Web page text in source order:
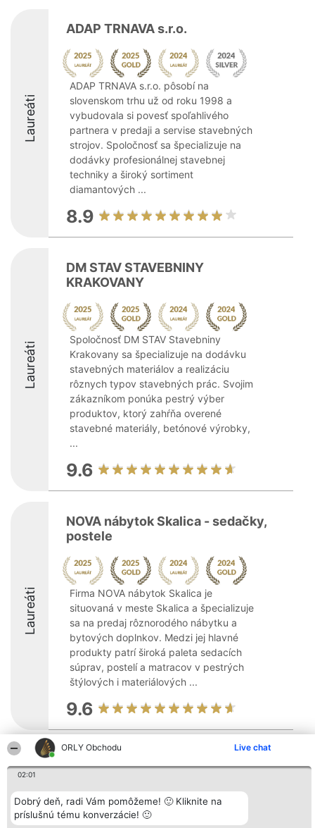
ORLY Obchodu Live chat
02:01
Dobrý deň, radi Vám pomôžeme! 🙂 Kliknite na
príslušnú tému konverzácie! 🙂
Laureáti
ADAP TRNAVA s.r.o.
ADAP TRNAVA s.r.o. pôsobí na
slovenskom trhu už od roku 1998 a
vybudovala si povesť spoľahlivého
partnera v predaji a servise stavebných
strojov. Spoločnosť sa špecializuje na
dodávky profesionálnej stavebnej
techniky a široký sortiment
diamantových ...
8.9
Laureáti
DM STAV STAVEBNINY
KRAKOVANY
Spoločnosť DM STAV Stavebniny
Krakovany sa špecializuje na dodávku
stavebných materiálov a realizáciu
rôznych typov stavebných prác. Svojim
zákazníkom ponúka pestrý výber
produktov, ktorý zahŕňa overené
stavebné materiály, betónové výrobky,
...
9.6
Laureáti
NOVA nábytok Skalica - sedačky,
postele
Firma NOVA nábytok Skalica je
situovaná v meste Skalica a špecializuje
sa na predaj rôznorodého nábytku a
bytových doplnkov. Medzi jej hlavné
produkty patrí široká paleta sedacích
súprav, postelí a matracov v pestrých
štýlových i materiálových ...
9.6
Organizátor hodnotenia
Bright Side Solutions sp. z o.
o. sp. k.
Wrocław 50-079
KRS 0000749100 | Regon
381313360 | NIP 8943132676
Laureáti
Laureatów
Podmienky
Obchodné
Kontakt